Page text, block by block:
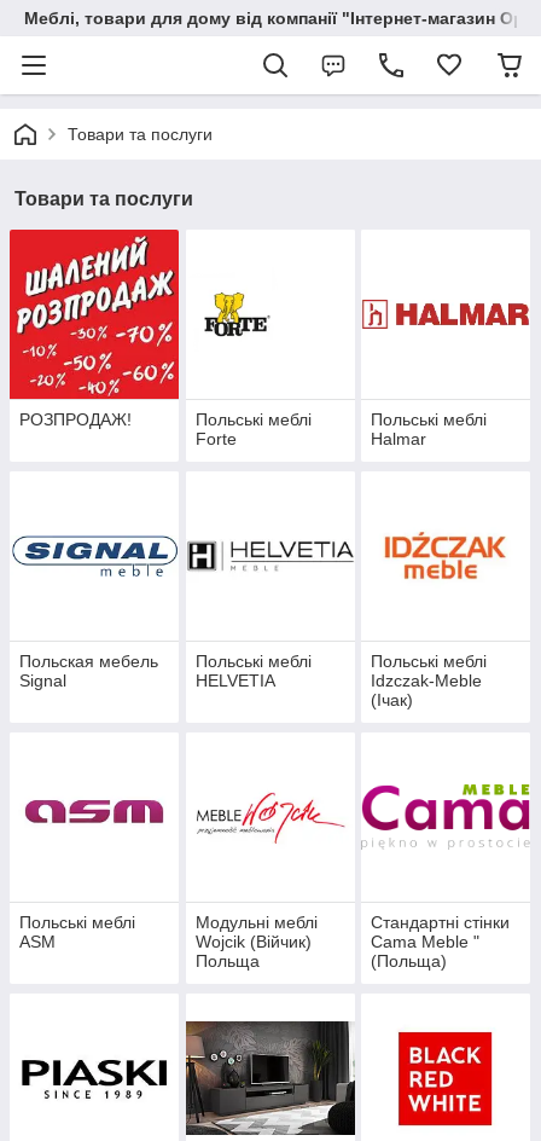
Меблі, товари для дому від компанії "Інтернет-магазин
Товари та послуги
Товари та послуги
РОЗПРОДАЖ!
Польські меблі
Forte
Польські меблі
Halmar
Польская мебель
Signal
Польські меблі
HELVETIA
Польські меблі
Idzczak-Meble
(Ічак)
Польські меблі
ASM
Модульні меблі
Wojcik (Війчик)
Польща
Стандартні стінки
Cama Meble "
(Польща)